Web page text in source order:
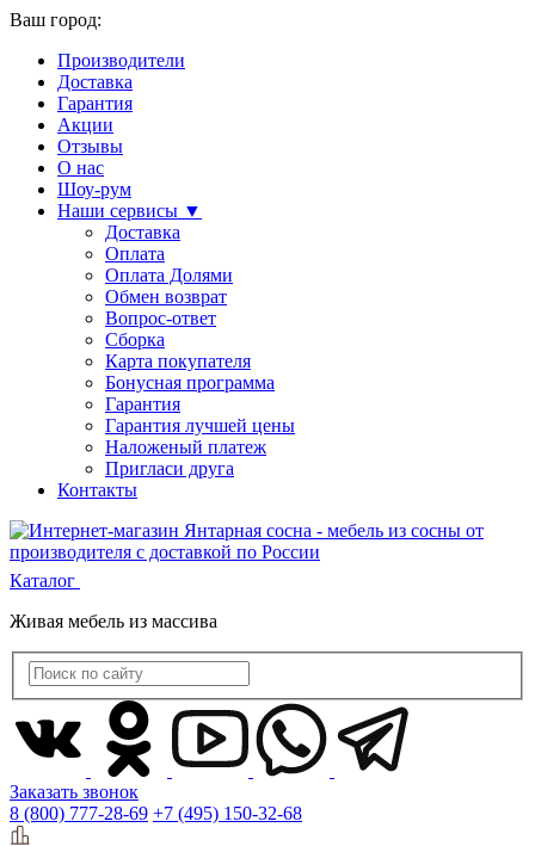
Ваш город:
Производители
Доставка
Гарантия
Акции
Отзывы
О нас
Шоу-рум
Наши сервисы ▼
Доставка
Оплата
Оплата Долями
Обмен возврат
Вопрос-ответ
Сборка
Карта покупателя
Бонусная программа
Гарантия
Гарантия лучшей цены
Наложеный платеж
Пригласи друга
Контакты
Каталог
Живая мебель из массива
Заказать звонок
8 (800) 777-28-69 +7 (495) 150-32-68